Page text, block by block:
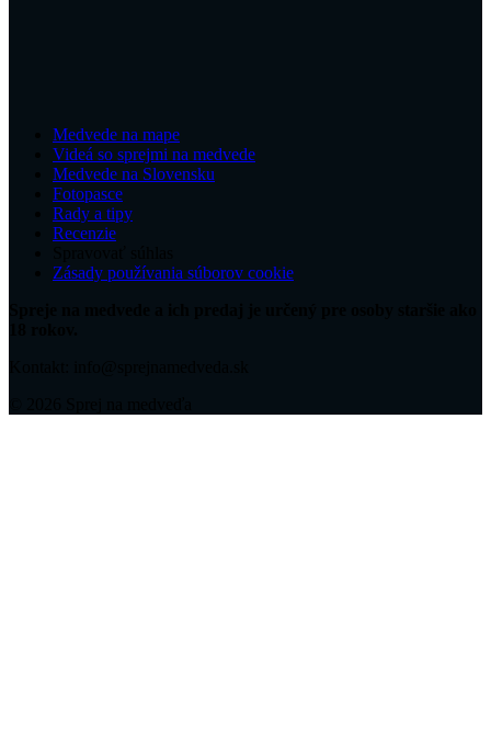
Medvede na mape
Videá so sprejmi na medvede
Medvede na Slovensku
Fotopasce
Rady a tipy
Recenzie
Zásady používania súborov cookie